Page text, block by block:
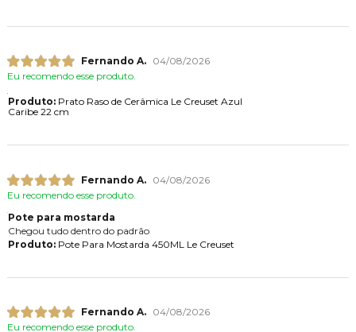
Fernando A.
04/08/2026
Eu recomendo esse produto.
Produto:Prato Raso de Cerâmica Le Creuset Azul
Caribe 22 cm
Fernando A.
04/08/2026
Eu recomendo esse produto.
Pote para mostarda
Chegou tudo dentro do padrão
Produto:Pote Para Mostarda 450ML Le Creuset
Fernando A.
04/08/2026
Eu recomendo esse produto.